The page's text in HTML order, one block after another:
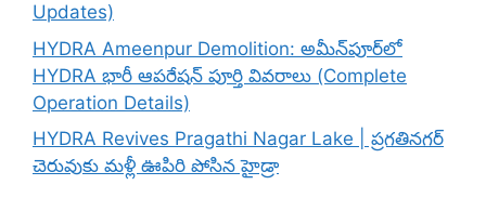
Updates)
HYDRA Ameenpur Demolition: అమీన్‌పూర్‌లో
HYDRA భారీ ఆపరేషన్ పూర్తి వివరాలు (Complete
Operation Details)
HYDRA Revives Pragathi Nagar Lake | ప్రగతినగర్
చెరువుకు మళ్లీ ఊపిరి పోసిన హైడ్రా